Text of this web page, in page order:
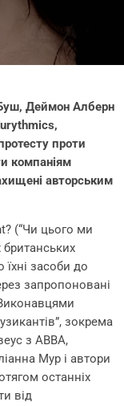
Деймон Алберн
проти
компаніям
авторським
(“Чи цього ми
їхні засоби до
запропоновані
зокрема
з ABBA,
Мур і автори
останніх
від